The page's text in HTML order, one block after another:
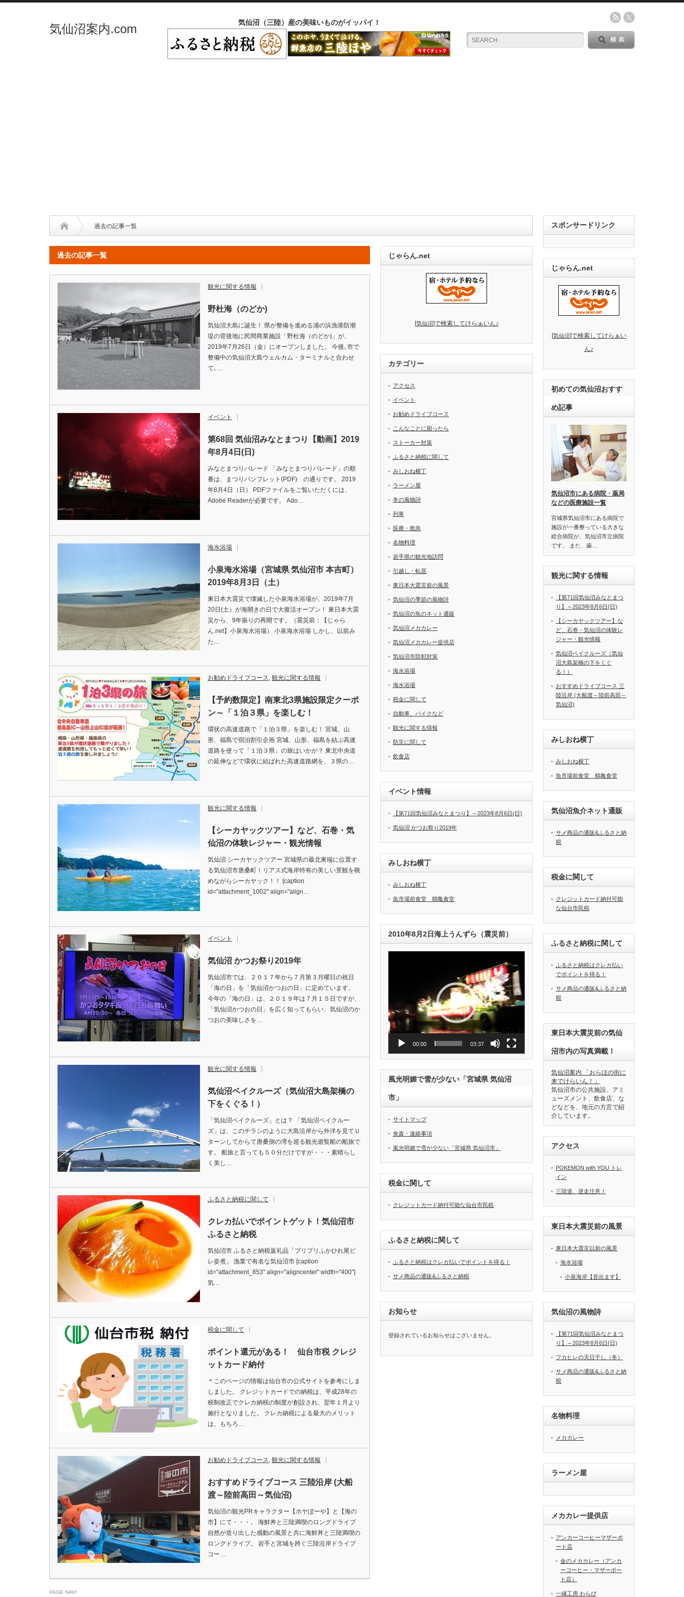
気仙沼案内.com 気仙沼（三陸）産の美味いものがイッパイ！
過去の記事一覧
過去の記事一覧
観光に関する情報
野杜海（のどか)
気仙沼大島に誕生！ 県が整備を進める浦の浜漁港防潮
堤の背後地に民間商業施設「野杜海（のどか)」が、
2019年7月26日（金）にオープンしました。 今後､市で
整備中の気仙沼大島ウェルカム・ターミナルと合わせ
て､…
イベント
第68回 気仙沼みなとまつり【動画】2019
年8月4日(日)
みなとまつりパレード 「みなとまつりパレード」の順
番は、まつりパンフレット(PDF) の通りです。 2019
年8月4日（日） PDFファイルをご覧いただくには、
Adobe Readerが必要です。 Ado…
海水浴場
小泉海水浴場（宮城県 気仙沼市 本吉町）
2019年8月3日（土）
東日本大震災で壊滅した小泉海水浴場が、2019年7月
20日(土）が海開きの日で大復活オープン！ 東日本大震
災から、9年振りの再開です。（震災前；【じゃら
ん.net】小泉海水浴場） 小泉海水浴場 しかし、以前み
た…
お勧めドライブコース, 観光に関する情報
【予約数限定】南東北3県施設限定クーポ
ン～「１泊３県」を楽しむ！
環状の高速道路で「１泊３県」を楽しむ！ 宮城、山
形、福島で宿泊割引企画 宮城、山形、福島を結ぶ高速
道路を使って「１泊３県」の旅はいかが？ 東北中央道
の延伸などで環状に結ばれた高速道路網を、３県の…
観光に関する情報
【シーカヤックツアー】など、石巻・気
仙沼の体験レジャー・観光情報
気仙沼 シーカヤックツアー 宮城県の最北東端に位置す
る気仙沼市唐桑町！リアス式海岸特有の美しい景観を眺
めながらシーカヤック！！ [caption
id="attachment_1002" align="align…
イベント
気仙沼 かつお祭り2019年
気仙沼市では、２０１７年から７月第３月曜日の祝日
「海の日」を「気仙沼かつおの日」に定めています。
今年の「海の日」は、２０１９年は７月１５日ですが、
「気仙沼かつおの日」を広く知ってもらい、気仙沼のか
つおの美味しさを…
観光に関する情報
気仙沼ベイクルーズ（気仙沼大島架橋の
下をくぐる！）
「気仙沼ベイクルーズ」とは？ 「気仙沼ベイクルー
ズ」は、このチラシのように大島沿岸から外洋を見てＵ
ターンしてからて唐桑側の湾を巡る観光遊覧船の船旅で
す。 船旅と言っても５０分だけですが・・・素晴らし
く美し…
ふるさと納税に関して
クレカ払いでポイントゲット！気仙沼市
ふるさと納税
気仙沼市 ふるさと納税返礼品「プリプリふかひれ尾ビ
レ姿煮」 漁業で有名な気仙沼市 [caption
id="attachment_853" align="aligncenter" width="400"]
気…
税金に関して
ポイント還元がある！ 仙台市税 クレジ
ットカード納付
＊このページの情報は仙台市の公式サイトを参考にしま
しました。 クレジットカードでの納税は、平成28年の
税制改正でクレカ納税の制度が創設され、翌年１月より
施行となりました。 クレカ納税による最大のメリット
は、もちろ…
お勧めドライブコース, 観光に関する情報
おすすめドライブコース 三陸沿岸 (大船
渡～陸前高田～気仙沼)
気仙沼の観光PRキャラクター【ホヤぼーや】と【海の
市】にて・・・。 海鮮丼と三陸満喫のロングドライブ
自然が造り出した感動の風景と共に海鮮丼と三陸満喫の
ロングドライブ。 岩手と宮城を跨ぐ三陸沿岸ドライブ
コー…
PAGE NAVI
じゃらん.net
[気仙沼]で検索してけらぁいん♪
カテゴリー
アクセス
イベント
お勧めドライブコース
こんなことに困ったら
ストーカー対策
ふるさと納税に関して
みしおね横丁
ラーメン屋
冬の風物詩
列車
医療・救急
名物料理
岩手県の観光地訪問
引越し・転居
東日本大震災前の風景
気仙沼の季節の風物詩
気仙沼の魚のネット通販
気仙沼メカカレー
気仙沼メカカレー提供店
気仙沼市防犯対策
海水浴場
海水浴場
税金に関して
自動車、バイクなど
観光に関する情報
防災に関して
飲食店
イベント情報
【第71回気仙沼みなとまつり】～2023年8月6日(日)
気仙沼 かつお祭り2019年
みしおね横丁
みしおね横丁
魚市場前食堂 鶴亀食堂
2010年8月2日海上うんずら（震災前）
00:00 03:37
風光明媚で雪が少ない「宮城県 気仙沼
市」
サイトマップ
免責・連絡事項
風光明媚で雪が少ない「宮城県 気仙沼市」
税金に関して
クレジットカード納付可能な仙台市民税
ふるさと納税に関して
ふるさと納税はクレカ払いでポイントを得る！
サメ商品の通販&ふるさと納税
お知らせ
登録されているお知らせはございません。
スポンサードリンク
じゃらん.net
[気仙沼]で検索してけらぁい
ん♪
初めての気仙沼おすす
め記事
気仙沼市にある病院・薬局
などの医療施設一覧
宮城県気仙沼市にある病院で
施設が一番整っている大きな
総合病院が、気仙沼市立病院
です。 また、歯…
観光に関する情報
【第71回気仙沼みなとまつ
り】～2023年8月6日(日)
【シーカヤックツアー】な
ど、石巻・気仙沼の体験レ
ジャー・観光情報
気仙沼ベイクルーズ（気仙
沼大島架橋の下をくぐ
る！）
おすすめドライブコース 三
陸沿岸 (大船渡～陸前高田～
気仙沼)
みしおね横丁
みしおね横丁
魚市場前食堂 鶴亀食堂
気仙沼魚介ネット通販
サメ商品の通販&ふるさと納
税
税金に関して
クレジットカード納付可能
な仙台市民税
ふるさと納税に関して
ふるさと納税はクレカ払い
でポイントを得る！
サメ商品の通販&ふるさと納
税
東日本大震災前の気仙
沼市内の写真満載！
気仙沼案内 「おらほの街に
来でけらいん！」
気仙沼市の公共施設、アミ
ューズメント、飲食店、な
どなどを、地元の方言で紹
介しています。
アクセス
POKEMON with YOU トレ
イン
三陸道、逆走注意！
東日本大震災前の風景
東日本大震災以前の風景
海水浴場
小泉海岸【音出ます】
気仙沼の風物詩
【第71回気仙沼みなとまつ
り】～2023年8月6日(日)
フカヒレの天日干し（冬）
サメ商品の通販&ふるさと納
税
名物料理
メカカレー
ラーメン屋
メカカレー提供店
アンカーコーヒーマザーポ
ート店
金のメカカレー（アンカ
ーコーヒー・マザーポー
ト店）
一縁工房 わらび